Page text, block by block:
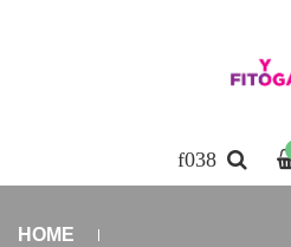
HOME